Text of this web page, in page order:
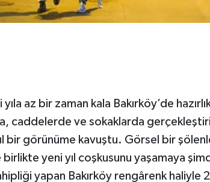
yıla az bir zaman kala Bakırköy’de
caddelerde ve sokaklarda
bir görünüme kavuştu. Görsel bir
yeni yıl coşkusunu yaşamaya
yapan Bakırköy rengârenk haliyle